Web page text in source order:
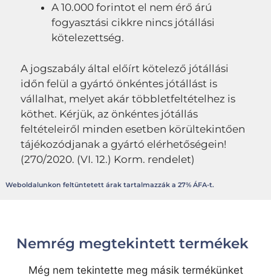
A 10.000 forintot el nem érő árú
fogyasztási cikkre nincs jótállási
kötelezettség.
A jogszabály által előírt kötelező jótállási
időn felül a gyártó önkéntes jótállást is
vállalhat, melyet akár többletfeltételhez is
köthet. Kérjük, az önkéntes jótállás
feltételeiről minden esetben körültekintően
tájékozódjanak a gyártó elérhetőségein!
(270/2020. (VI. 12.) Korm. rendelet)
Weboldalunkon feltüntetett árak tartalmazzák a 27% ÁFA-t.
Nemrég megtekintett termékek
Még nem tekintette meg másik termékünket